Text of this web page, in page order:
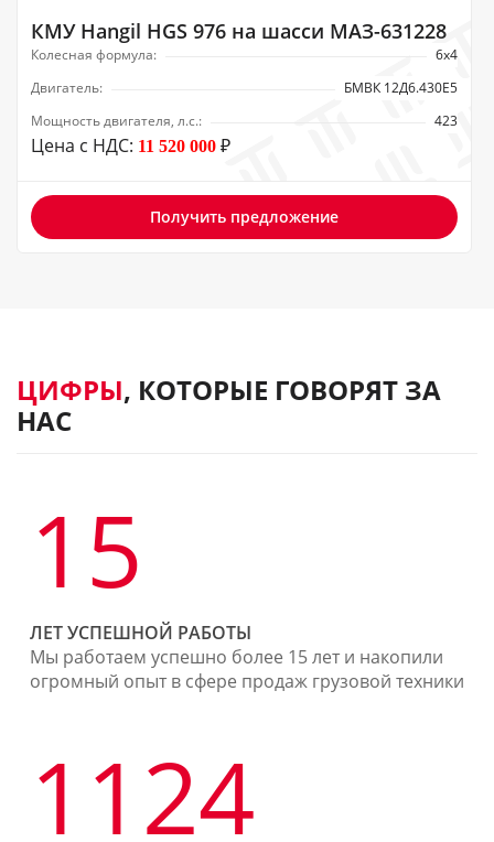
КМУ Hangil HGS 976 на шасси МАЗ-631228
Колесная формула:
6х4
Двигатель:
БМВК 12Д6.430Е5
Мощность двигателя, л.с.:
423
Цена с НДС: 11 520 000 ₽
Получить предложение
ЦИФРЫ, КОТОРЫЕ ГОВОРЯТ ЗА
НАС
15
ЛЕТ УСПЕШНОЙ РАБОТЫ
Мы работаем успешно более 15 лет и накопили
огромный опыт в сфере продаж грузовой техники
1124